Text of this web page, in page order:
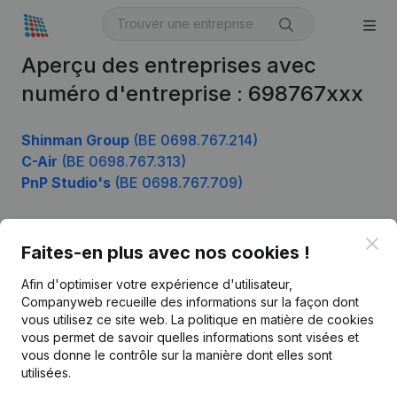
Aperçu des entreprises avec
numéro d'entreprise : 698767xxx
Shinman Group (BE 0698.767.214)
C-Air (BE 0698.767.313)
PnP Studio's (BE 0698.767.709)
Faites-en plus avec nos cookies !
Afin d'optimiser votre expérience d'utilisateur,
Companyweb recueille des informations sur la façon dont
vous utilisez ce site web. La politique en matière de cookies
vous permet de savoir quelles informations sont visées et
vous donne le contrôle sur la manière dont elles sont
utilisées.
Français
Kantorenpark Everest
Produit
Informations d’entreprise
Monitoring
Recherche internationale